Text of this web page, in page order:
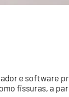
e software
fissuras, a